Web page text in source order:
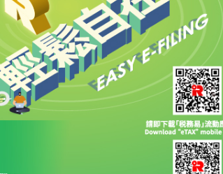
周年庆祝大会感想
安！
法》 培育年青新一代爱国情怀